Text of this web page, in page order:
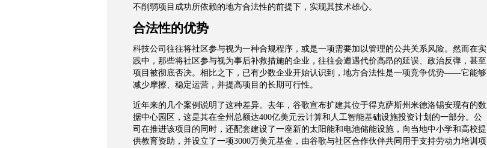
不削弱项目成功所依赖的地方合法性的前提下，实现其技术雄心。
合法性的优势
科技公司往往将社区参与视为一种合规程序，或是一项需要加以管理的公共关系风险。然而在实
践中，那些将社区参与视为事后补救措施的企业，往往会遭遇代价高昂的延误、政治反弹，甚至
项目被彻底否决。相比之下，已有少数企业开始认识到，地方合法性是一项竞争优势——它能够
减少摩擦、稳定运营，并提高项目的长期可行性。
近年来的几个案例说明了这种差异。去年，谷歌宣布扩建其位于得克萨斯州米德洛锡安现有的数
据中心园区，这是其在全州总额达400亿美元云计算和人工智能基础设施投资计划的一部分。公
司在推进该项目的同时，还配套建设了一座新的太阳能和电池储能设施，向当地中小学和高校提
供教育资助，并设立了一项3000万美元基金，由谷歌与社区合作伙伴共同用于支持劳动力培训项